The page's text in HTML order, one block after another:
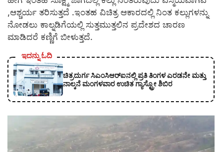
,ಆಶ್ಚರ್ಯ ತರಿಸುತ್ತದೆ .ಇಂತಹ ವಿಚಿತ್ರ ಆಕಾರದಲ್ಲಿ ನಿಂತ ಕಲ್ಲುಗಳನ್ನು
ನೋಡಲು ಕಾಲ್ನಡಿಗೆಯಲ್ಲಿ ಸುತ್ತಮುತ್ತಲಿನ ಪ್ರದೇಶದ ಚಾರಣ
ಮಾಡಿದರೆ ಕಣ್ಣಿಗೆ ಬೀಳುತ್ತದೆ.
ಇದನ್ನು ಓದಿ
ಚಿತ್ರದುರ್ಗ ಸಿಎಂಸಿಆರ್‍ಐನಲ್ಲಿ ಪ್ರತಿ ತಿಂಗಳ ಎರಡನೇ ಮತ್ತು
ನಾಲ್ಕನೆ ಮಂಗಳವಾರ ಉಚಿತ ಗ್ಯಾಸ್ಟ್ರೋ ಶಿಬಿರ